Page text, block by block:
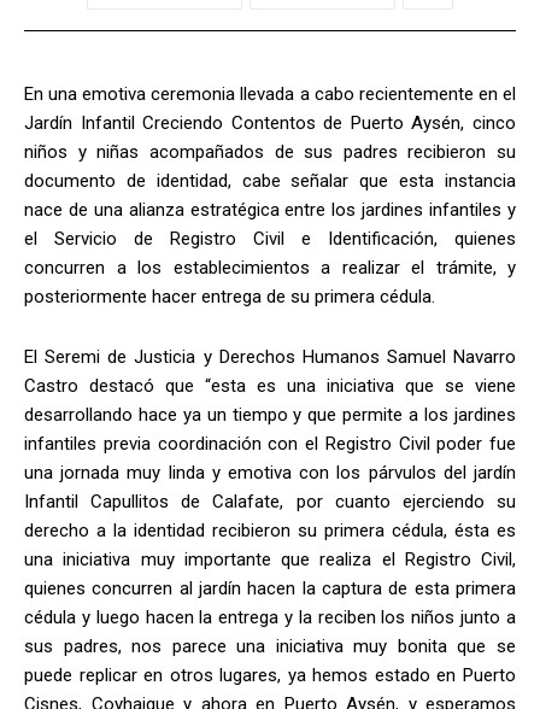
En una emotiva ceremonia llevada a cabo recientemente en el
Jardín Infantil Creciendo Contentos de Puerto Aysén, cinco
niños y niñas acompañados de sus padres recibieron su
documento de identidad, cabe señalar que esta instancia
nace de una alianza estratégica entre los jardines infantiles y
el Servicio de Registro Civil e Identificación, quienes
concurren a los establecimientos a realizar el trámite, y
posteriormente hacer entrega de su primera cédula.
El Seremi de Justicia y Derechos Humanos Samuel Navarro
Castro destacó que “esta es una iniciativa que se viene
desarrollando hace ya un tiempo y que permite a los jardines
infantiles previa coordinación con el Registro Civil poder fue
una jornada muy linda y emotiva con los párvulos del jardín
Infantil Capullitos de Calafate, por cuanto ejerciendo su
derecho a la identidad recibieron su primera cédula, ésta es
una iniciativa muy importante que realiza el Registro Civil,
quienes concurren al jardín hacen la captura de esta primera
cédula y luego hacen la entrega y la reciben los niños junto a
sus padres, nos parece una iniciativa muy bonita que se
puede replicar en otros lugares, ya hemos estado en Puerto